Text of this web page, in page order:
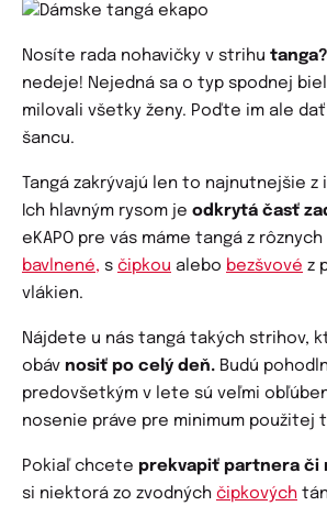
Nosíte rada nohavičky v strihu tanga?
nedeje! Nejedná sa o typ spodnej
milovali všetky ženy. Poďte im ale
šancu.
Tangá zakrývajú len to najnutnejšie
Ich hlavným rysom je odkrytá časť
eKAPO pre vás máme tangá z
bavlnené, s čipkou alebo bezšvové z
vlákien.
Nájdete u nás tangá takých strihov,
obáv nosiť po celý deň. Budú
predovšetkým v lete sú veľmi
nosenie práve pre minimum použitej
Pokiaľ chcete prekvapiť partnera či
si niektorá zo zvodných čipkových